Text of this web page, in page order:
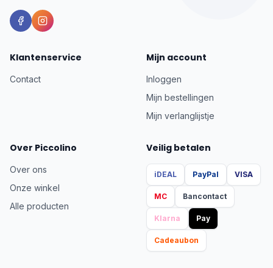
Klantenservice
Contact
Mijn account
Inloggen
Mijn bestellingen
Mijn verlanglijstje
Over Piccolino
Over ons
Onze winkel
Alle producten
Veilig betalen
iDEAL PayPal VISA
MC Bancontact
Klarna Pay
Cadeaubon